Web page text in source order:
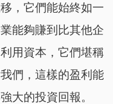
，它們能始終如一
能夠賺到比其他企
用資本，它們堪稱
們，這樣的盈利能
大的投資回報。